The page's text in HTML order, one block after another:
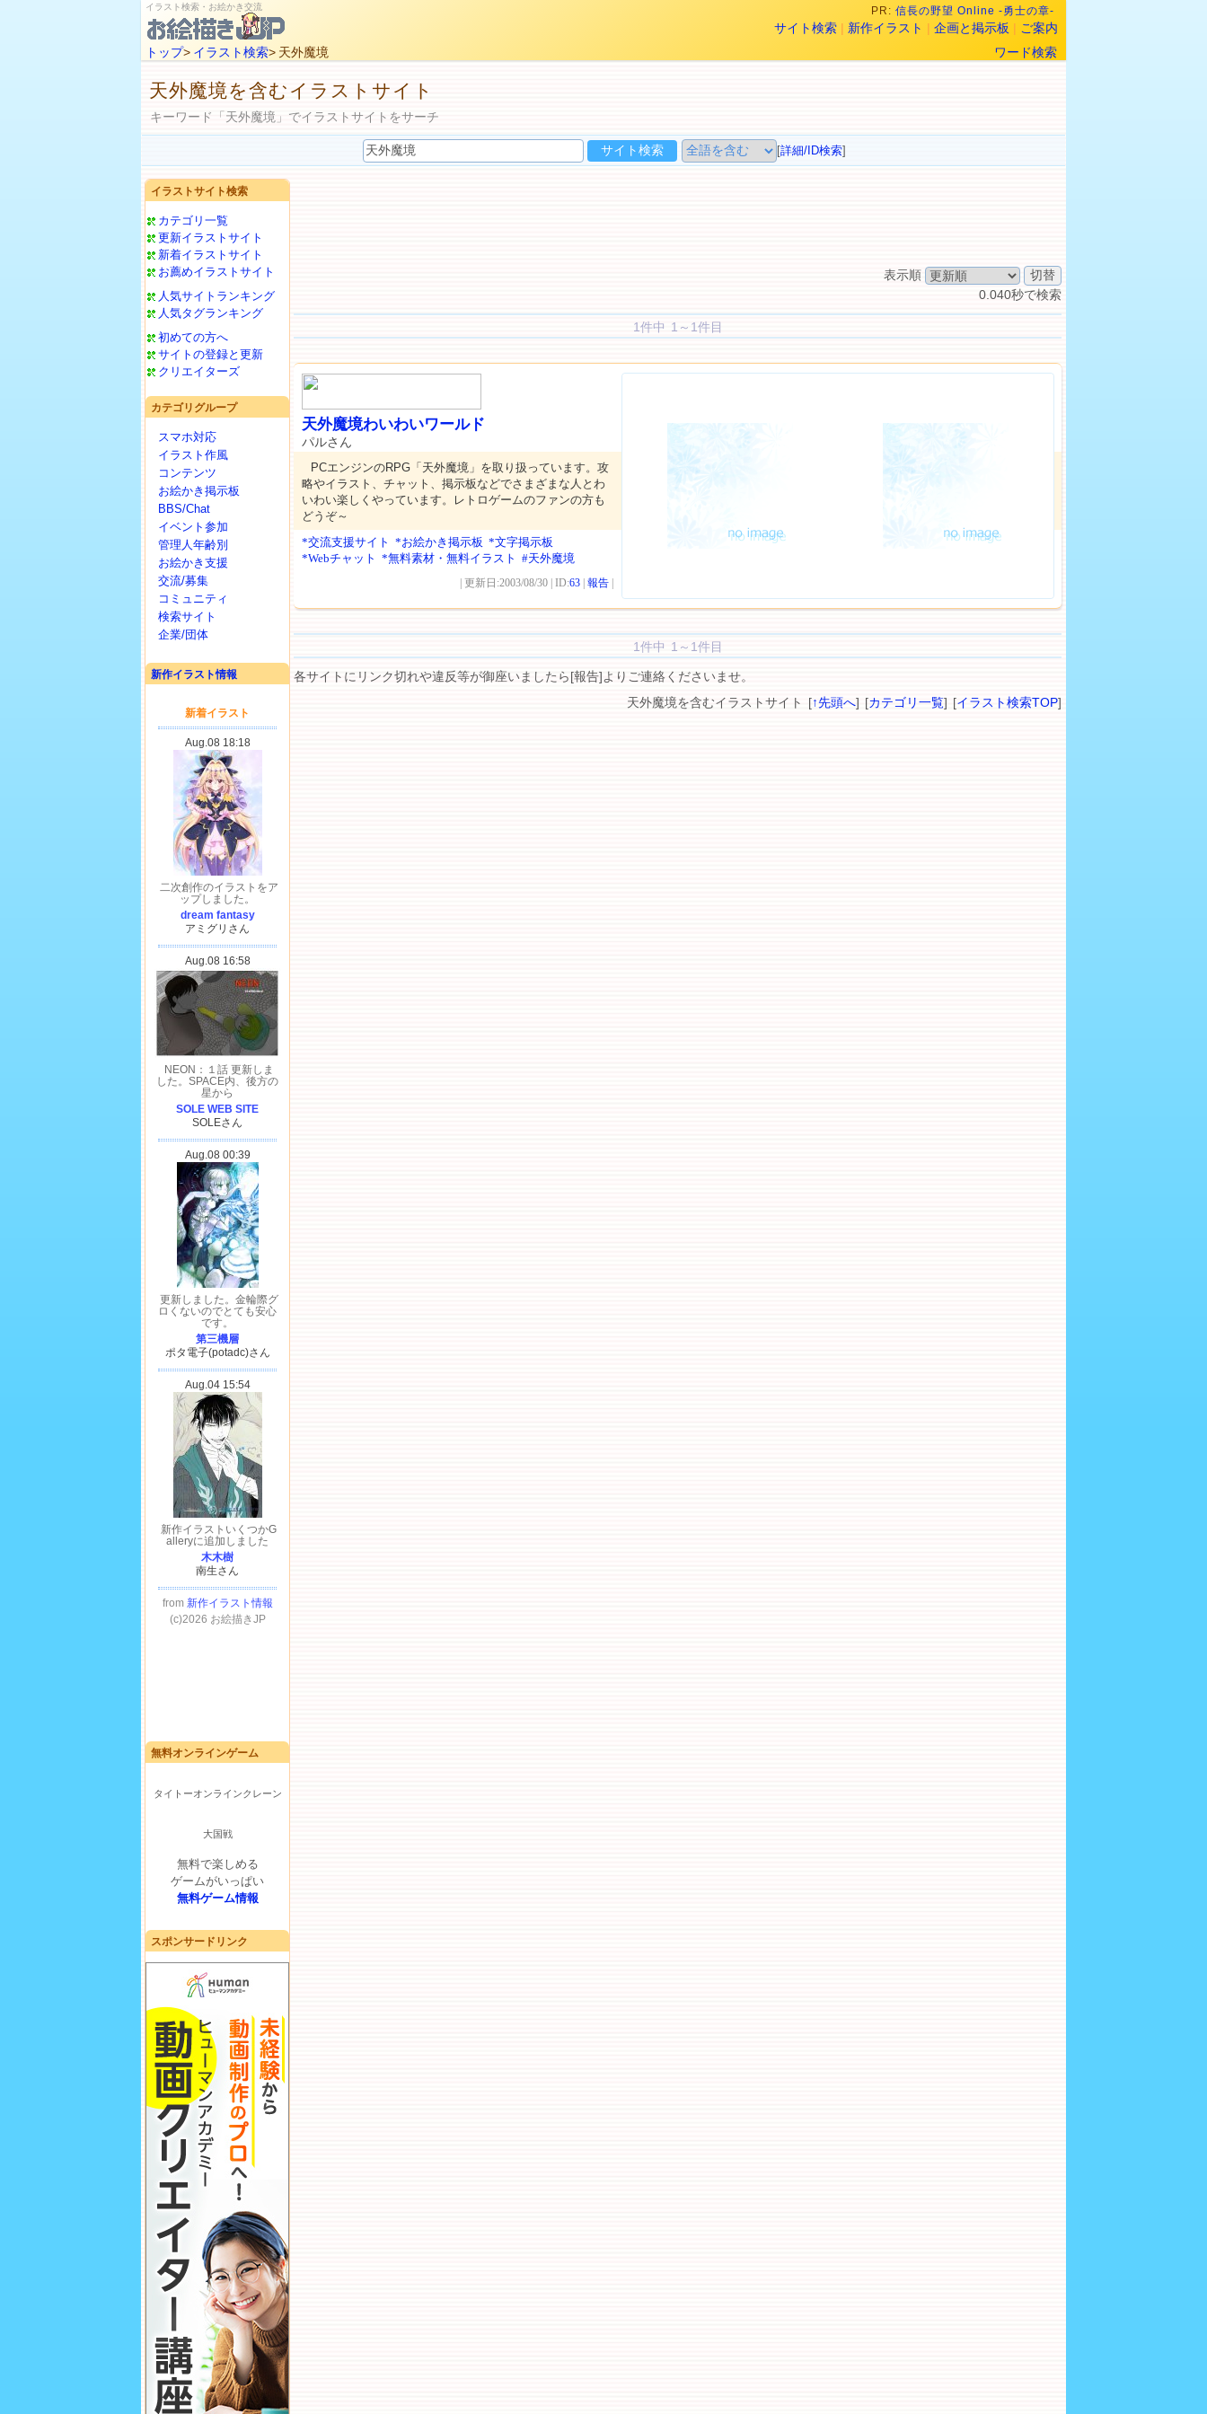
イラスト検索・お絵かき交流 PR: 信長の野望 Online -勇士の章-
サイト検索 | 新作イラスト | 企画と掲示板 | ご案内
トップ> イラスト検索> 天外魔境 ワード検索
天外魔境を含むイラストサイト
キーワード「天外魔境」でイラストサイトをサーチ
[詳細/ID検索]
イラストサイト検索
カテゴリ一覧
更新イラストサイト
新着イラストサイト
お薦めイラストサイト
人気サイトランキング
人気タグランキング
初めての方へ
サイトの登録と更新
クリエイターズ
カテゴリグループ
スマホ対応
イラスト作風
コンテンツ
お絵かき掲示板
BBS/Chat
イベント参加
管理人年齢別
お絵かき支援
交流/募集
コミュニティ
検索サイト
企業/団体
新作イラスト情報
無料オンラインゲーム
タイトーオンラインクレーン
大国戦
無料で楽しめる
ゲームがいっぱい
無料ゲーム情報
スポンサードリンク
表示順
0.040秒で検索
1件中 1～1件目
天外魔境わいわいワールド
パルさん
PCエンジンのRPG「天外魔境」を取り扱っています。攻
略やイラスト、チャット、掲示板などでさまざまな人とわ
いわい楽しくやっています。レトロゲームのファンの方も
どうぞ～
*交流支援サイト *お絵かき掲示板 *文字掲示板
*Webチャット *無料素材・無料イラスト #天外魔境
| 更新日:2003/08/30 | ID:63 報告
1件中 1～1件目
各サイトにリンク切れや違反等が御座いましたら[報告]よりご連絡くださいませ。
天外魔境を含むイラストサイト [↑先頭へ] [カテゴリ一覧] [イラスト検索TOP]